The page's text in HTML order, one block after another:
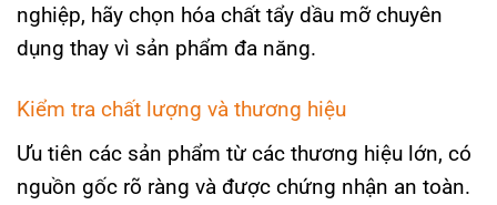
nghiệp, hãy chọn hóa chất tẩy dầu mỡ chuyên
dụng thay vì sản phẩm đa năng.
Kiểm tra chất lượng và thương hiệu
Ưu tiên các sản phẩm từ các thương hiệu lớn, có
nguồn gốc rõ ràng và được chứng nhận an toàn.